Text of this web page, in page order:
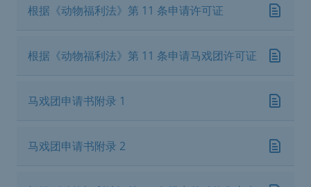
根据《动物福利法》第 11 条申请许可证
根据《动物福利法》第 11 条申请马戏团许可证
马戏团申请书附录 1
马戏团申请书附录 2